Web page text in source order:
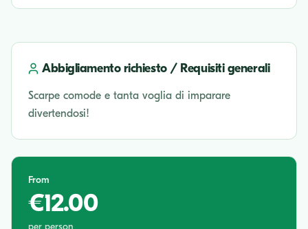
Abbigliamento richiesto / Requisiti generali
Scarpe comode e tanta voglia di imparare
divertendosi!
From
€12.00
per person